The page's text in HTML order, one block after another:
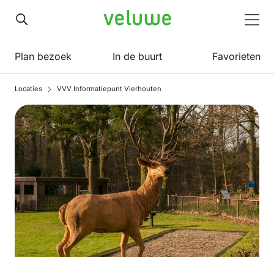
Veluwe
Plan bezoek In de buurt Favorieten
Locaties VVV Informatiepunt Vierhouten